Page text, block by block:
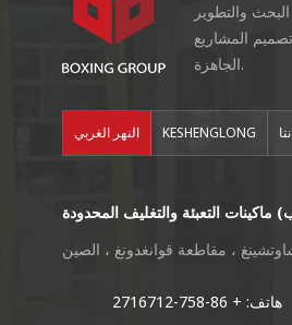
والتطوير
المشاريع
الجاهزة.
النهر الغربي KESHENGLONG
ماكينات التعبئة والتغليف المحدودة
هاتف: + 86-758-2716712